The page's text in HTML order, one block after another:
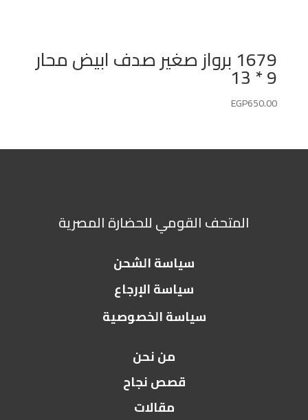
1679 برواز صغير صدف ابيض محار
9 * 13
EGP650.00
المتحف القومي للحضارة المصرية
سياسة الشحن
سياسة الإرجاع
سياسة الخصوصية
من نحن
قصص نجاح
مقالات